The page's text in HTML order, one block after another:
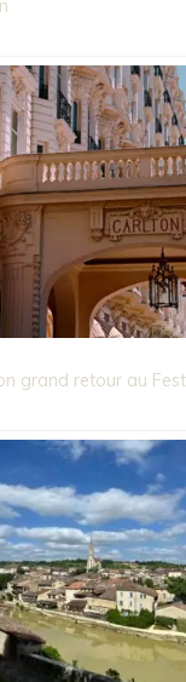
grand retour au